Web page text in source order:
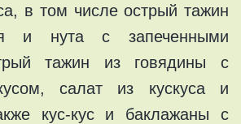
в том числе острый тажин
и нута с запеченными
тажин из говядины с
салат из кускуса и
кус-кус и баклажаны с